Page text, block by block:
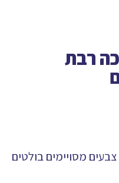
רבת
מסויימים בולטים